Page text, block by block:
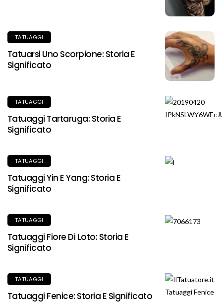
TATUAGGI
Tatuarsi Uno Scorpione: Storia E
Significato
TATUAGGI
Tatuaggi Tartaruga: Storia E
Significato
TATUAGGI
Tatuaggi Yin E Yang: Storia E
Significato
TATUAGGI
Tatuaggi Fiore Di Loto: Storia E
Significato
TATUAGGI
Tatuaggi Fenice: Storia E Significato